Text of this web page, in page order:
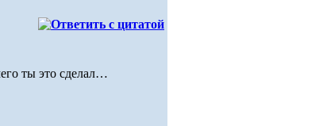
ты это сделал…